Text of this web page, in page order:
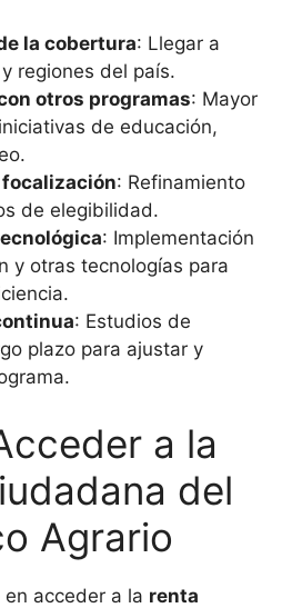
la cobertura: Llegar a
regiones del país.
otros programas: Mayor
de educación,
focalización: Refinamiento
de elegibilidad.
: Implementación
y otras tecnologías para
: Estudios de
plazo para ajustar y
a la
del
Agrario
acceder a la renta